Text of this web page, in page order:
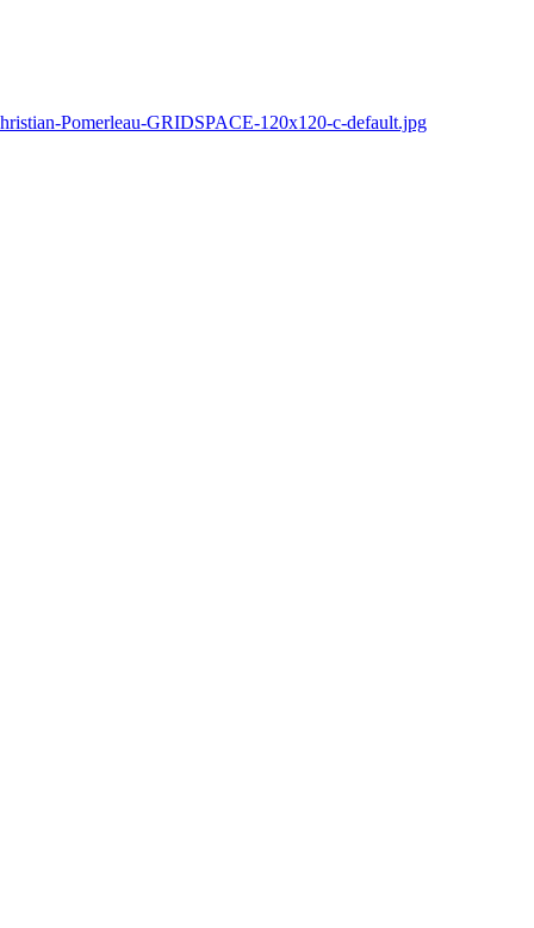
Pomerleau-GRIDSPACE-120x120-c-default.jpg